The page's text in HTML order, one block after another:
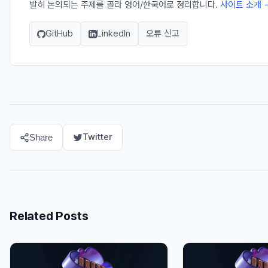
발히 논의되는 주제를 골라 영어/한국어로 정리합니다. 사이트 소개
GitHub LinkedIn 오류 신고
Share Twitter
Related Posts